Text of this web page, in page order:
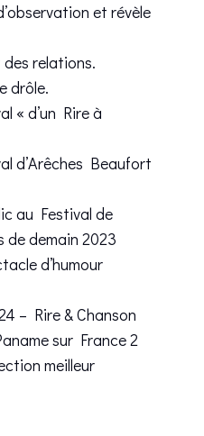
et révèle
relations.
drôle.
« d’un Rire à
d’Arêches Beaufort
au Festival de
de demain 2023
d’humour
– Rire & Chanson
sur France 2
meilleur